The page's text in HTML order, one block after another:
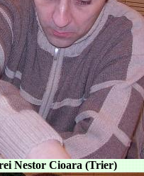
Nestor Cioara (Trier)